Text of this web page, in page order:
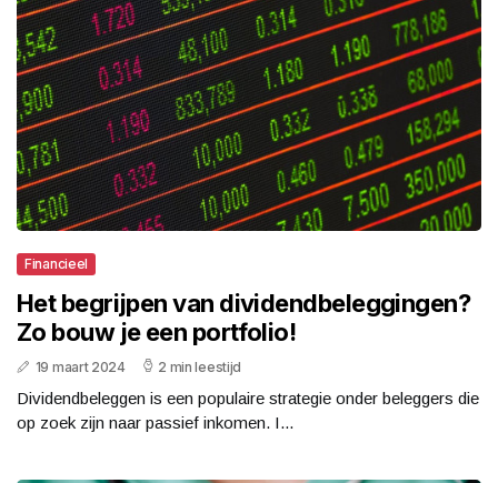
Financieel
Het begrijpen van dividendbeleggingen?
Zo bouw je een portfolio!
19 maart 2024 2 min leestijd
Dividendbeleggen is een populaire strategie onder beleggers die
op zoek zijn naar passief inkomen. I...